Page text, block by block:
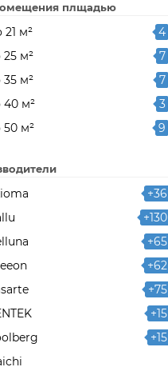
плщадью
21 м²
4
25 м²
7
35 м²
7
40 м²
3
50 м²
9
+36
+130
+65
+62
+75
+15
+15